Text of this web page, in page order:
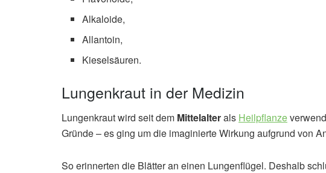
Alkaloide,
Allantoin,
Kieselsäuren.
Lungenkraut in der Medizin
Lungenkraut wird seit dem Mittelalterals Heilpflanze
Gründe – es ging um die imaginierte Wirkung aufgrund von
So erinnerten die Blätter an einen Lungenflügel. Deshalb